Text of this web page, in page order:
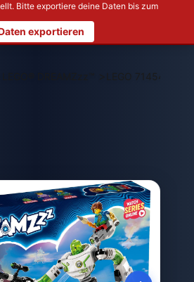
Bitte exportiere deine Daten bis zum
exportieren
> LEGO 71454